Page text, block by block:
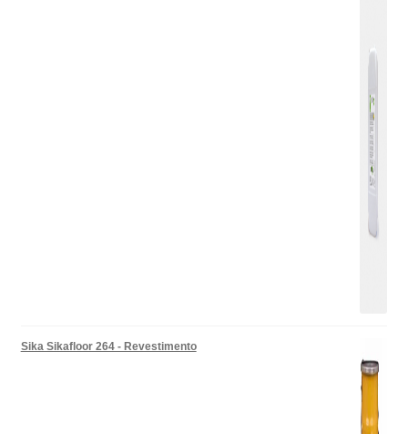
Sika Sikafloor 264 - Revestimento